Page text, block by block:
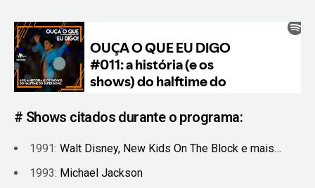
# Shows citados durante o programa:
1991: Walt Disney, New Kids On The Block e mais…
1993: Michael Jackson